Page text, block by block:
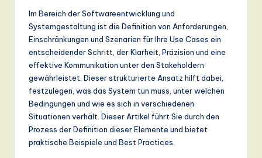
d
D
Im Bereich der Softwareentwicklung und
Systemgestaltung ist die Definition von Anforderungen,
Einschränkungen und Szenarien für Ihre Use Cases ein
entscheidender Schritt, der Klarheit, Präzision und eine
effektive Kommunikation unter den Stakeholdern
gewährleistet. Dieser strukturierte Ansatz hilft dabei,
festzulegen, was das System tun muss, unter welchen
Bedingungen und wie es sich in verschiedenen
Situationen verhält. Dieser Artikel führt Sie durch den
Prozess der Definition dieser Elemente und bietet
praktische Beispiele und Best Practices.